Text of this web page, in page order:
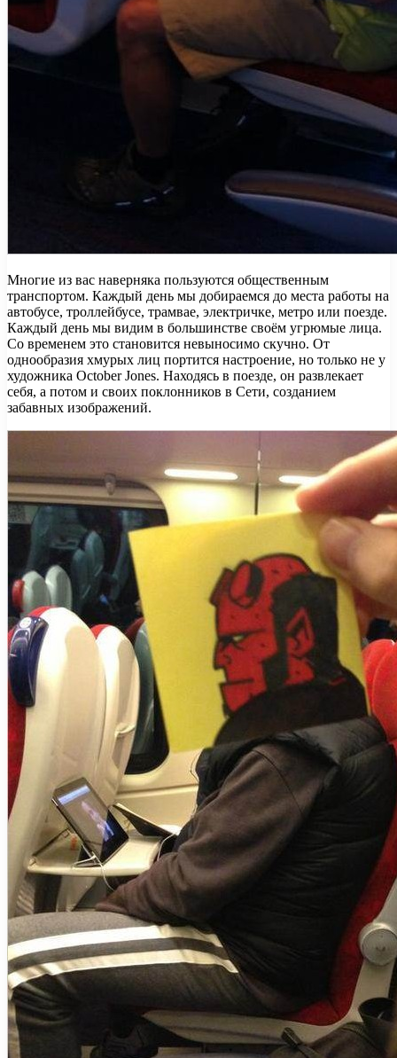
Многие из вас наверняка пользуются общественным
транспортом. Каждый день мы добираемся до места работы на
автобусе, троллейбусе, трамвае, электричке, метро или поезде.
Каждый день мы видим в большинстве своём угрюмые лица.
Со временем это становится невыносимо скучно. От
однообразия хмурых лиц портится настроение, но только не у
художника October Jones. Находясь в поезде, он развлекает
себя, а потом и своих поклонников в Сети, созданием
забавных изображений.